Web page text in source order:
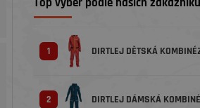
1 DIRTLEJ DĚTSKÁ
2 DIRTLEJ DÁMSKÁ